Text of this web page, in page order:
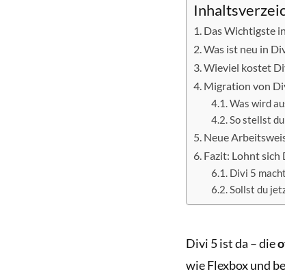
Das Wichtigste
Was ist neu in
Wieviel kostet
Migration von
Was wird
So stellst
Neue
Fazit: Lohnt sich
Divi 5
Sollst du
Divi 5 ist da – die
wie Flexbox und